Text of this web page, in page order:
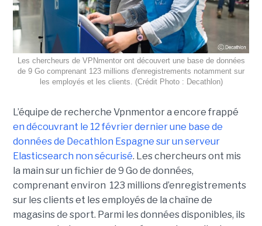
Les chercheurs de VPNmentor ont découvert une base de données
de 9 Go comprenant 123 millions d'enregistrements notamment sur
les employés et les clients. (Crédit Photo : Decathlon)
L’équipe de recherche Vpnmentor a encore frappé
en découvrant le 12 février dernier une base de
données de Decathlon Espagne sur un serveur
Elasticsearch non sécurisé. Les chercheurs ont mis
la main sur un fichier de 9 Go de données,
comprenant environ 123 millions d’enregistrements
sur les clients et les employés de la chaîne de
magasins de sport. Parmi les données disponibles, ils